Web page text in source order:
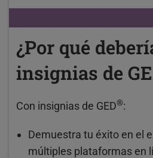
¿Por qué
insignias de
Con insignias de GED®:
Demuestra tu éxito en el
múltiples plataformas en